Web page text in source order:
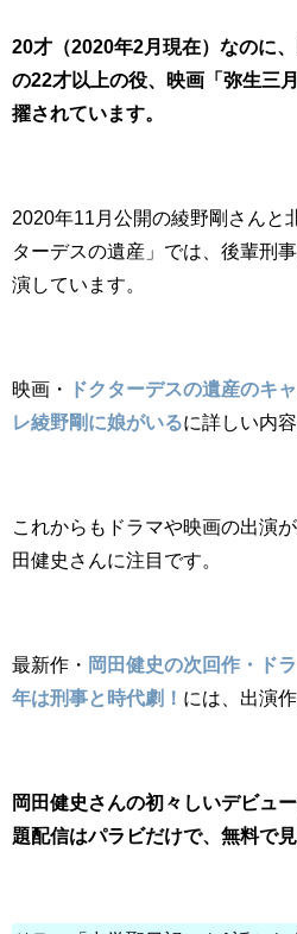
20才（2020年2月現在）なのに
の22才以上の役、映画「弥生三
擢されています。
2020年11月公開の綾野剛さんと
ターデスの遺産」では、後輩刑
演しています。
映画・
ドクターデスの遺産のキ
レ綾野剛に娘がいるに詳しい内
これからもドラマや映画の出演
田健史さんに注目です。
最新作・ 岡田健史の次回作・ド
年は刑事と時代劇！ には、出演
岡田健史さんの初々しいデビュ
題配信はパラビだけで、 無料で